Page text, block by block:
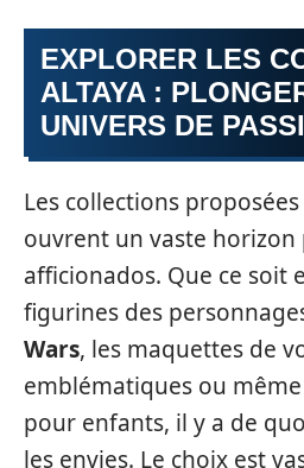
EXPLORER LES
ALTAYA :
UNIVERS DE
Les collections
ouvrent un vaste horizon
afficionados. Que ce soit
figurines des
Wars, les maquettes de
emblématiques ou
pour enfants, il y a de
les envies. Le choix est